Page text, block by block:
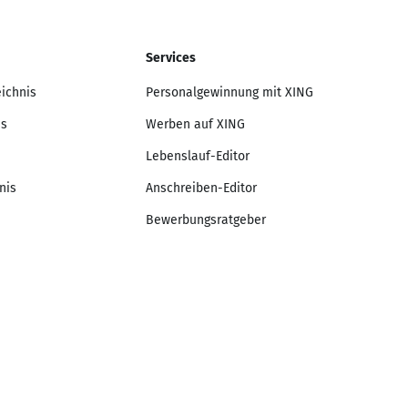
Services
Personalgewinnung mit XING
Werben auf XING
Lebenslauf-Editor
Anschreiben-Editor
Bewerbungsratgeber